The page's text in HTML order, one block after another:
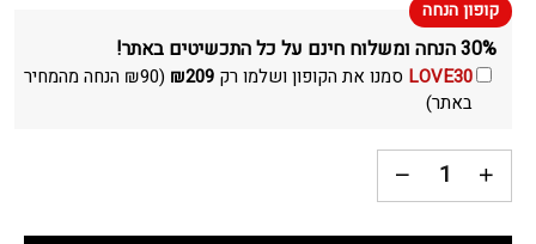
30% הנחה ומשלוח חינם על כל התכשיטים באתר!
LOVE30 סמנו את הקופון ושלמו רק ₪209
(
₪90
הנחה מהמחיר
באתר)